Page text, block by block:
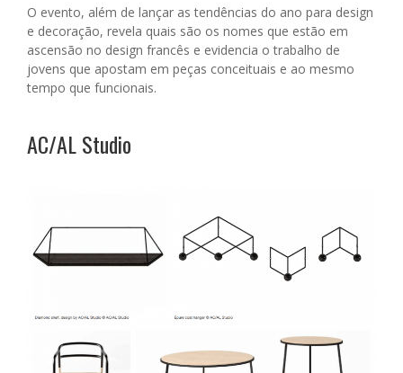
O evento, além de lançar as tendências do ano para design
e decoração, revela quais são os nomes que estão em
ascensão no design francês e evidencia o trabalho de
jovens que apostam em peças conceituais e ao mesmo
tempo que funcionais.
AC/AL Studio